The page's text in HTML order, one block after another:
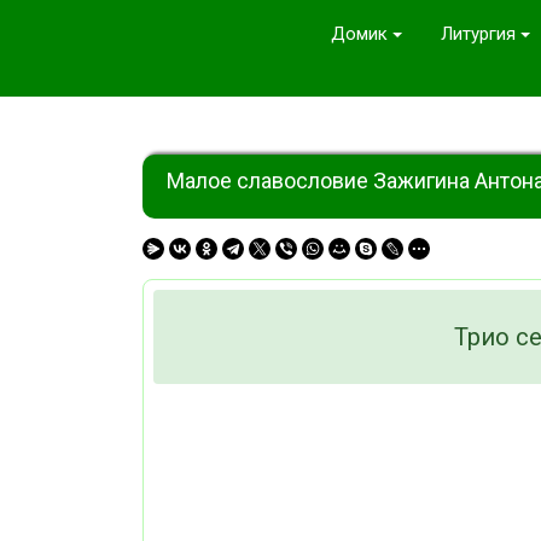
Домик Литургия
Малое славословие Зажигина
Трио